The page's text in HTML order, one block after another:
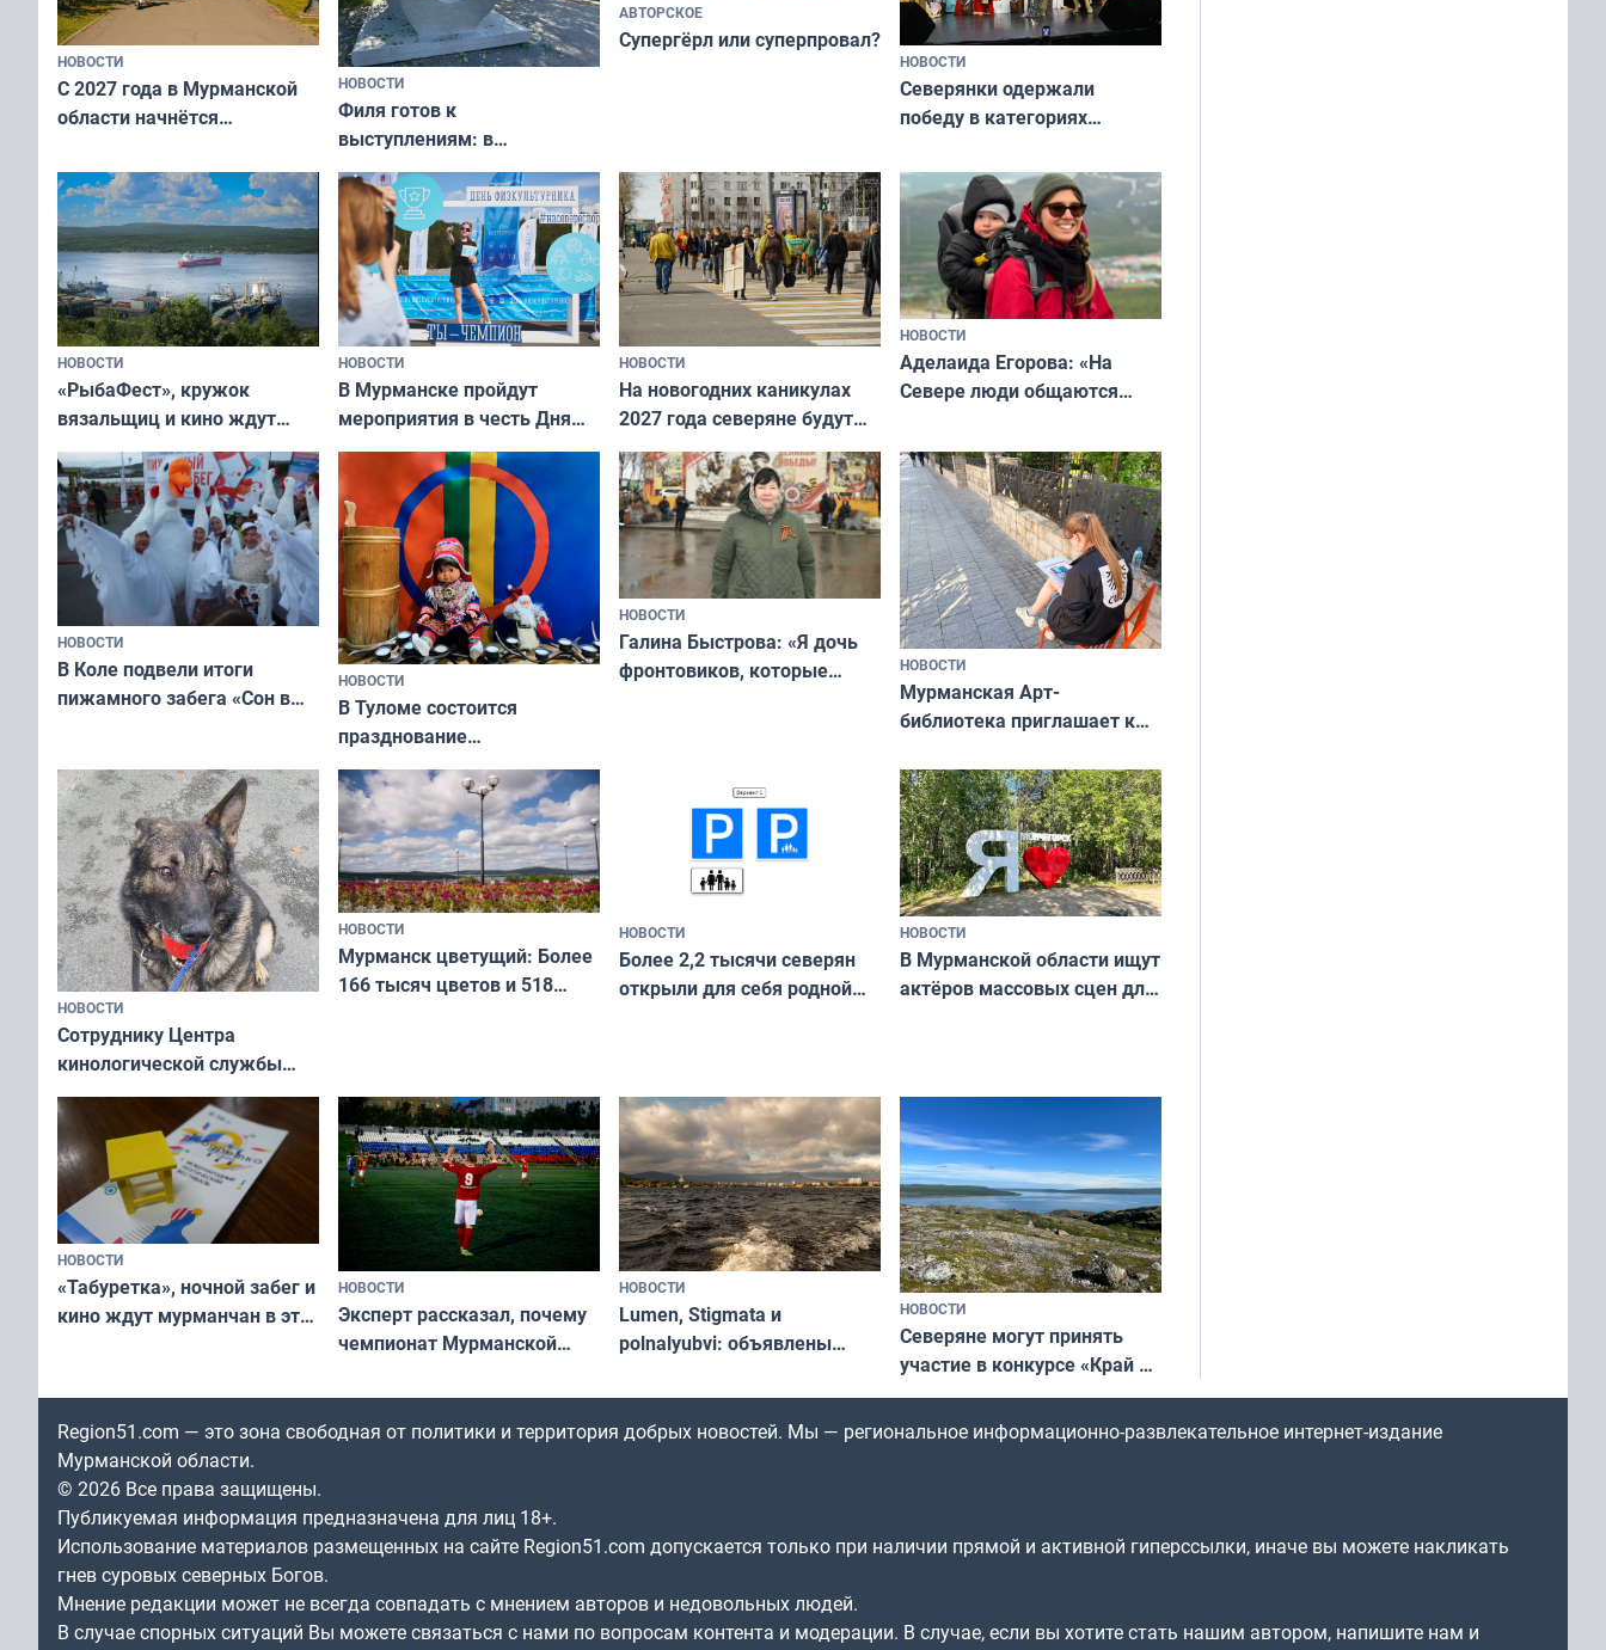
НОВОСТИ
С 2027 года в Мурманской
области начнётся
подростков от ВПЧ
НОВОСТИ
Филя готов к
выступлениям: в
мурманском океанариуме
рассказали о состоянии
тюленей
АВТОРСКОЕ
Супергёрл или суперпровал?
НОВОСТИ
Северянки одержали
победу в категориях
«Мисс и Миссис Великая
Русь»
НОВОСТИ
«РыбаФест», кружок
вязальщиц и кино ждут
мурманчан в эти выходные
НОВОСТИ
В Мурманске пройдут
мероприятия в честь Дня
физкультурника
НОВОСТИ
На новогодних каникулах
2027 года северяне будут
отдыхать 11 дней
НОВОСТИ
Аделаида Егорова: «На
Севере люди общаются
а потому что
ты им интересен»
НОВОСТИ
В Коле подвели итоги
пижамного забега «Сон в
НОВОСТИ
В Туломе состоится
празднование
Международного дня
коренных народов мира
НОВОСТИ
Галина Быстрова: «Я дочь
фронтовиков, которые
НОВОСТИ
Мурманская Арт-
библиотека приглашает к
и фотографов
НОВОСТИ
Сотруднику Центра
кинологической службы
ищут новый дом
НОВОСТИ
Мурманск цветущий: Более
166 тысяч цветов и 518
НОВОСТИ
Более 2,2 тысячи северян
открыли для себя родной
НОВОСТИ
В Мурманской области ищут
актёров массовых сцен для
НОВОСТИ
«Табуретка», ночной забег и
кино ждут мурманчан в эти
НОВОСТИ
Эксперт рассказал, почему
чемпионат Мурманской
незамеченным
НОВОСТИ
Lumen, Stigmata и
polnalyubvi: объявлены
«Имандра» в 2026 года
НОВОСТИ
Северяне могут принять
участие в конкурсе «Край у
северной границы: фотогид
по Печенгскому округу»
Region51.com — это зона свободная от политики и территория добрых новостей. Мы — региональное информационно-развлекательное интернет-издание
Мурманской области.
© 2026 Все права защищены.
Публикуемая информация предназначена для лиц 18+.
Использование материалов размещенных на сайте Region51.com допускается только при наличии прямой и активной гиперссылки, иначе вы можете накликать
гнев суровых северных Богов.
Мнение редакции может не всегда совпадать с мнением авторов и недовольных людей.
В случае спорных ситуаций Вы можете связаться с нами по вопросам контента и модерации. В случае, если вы хотите стать нашим автором, напишите нам и